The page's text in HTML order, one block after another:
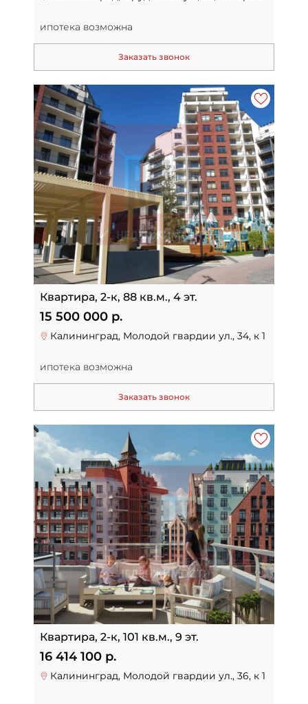
ипотека возможна
Заказать звонок
Квартира, 2-к, 88 кв.м., 4 эт.
15 500 000 р.
Калининград, Молодой гвардии ул., 34, к 1
ипотека возможна
Заказать звонок
Квартира, 2-к, 101 кв.м., 9 эт.
16 414 100 р.
Калининград, Молодой гвардии ул., 36, к 1